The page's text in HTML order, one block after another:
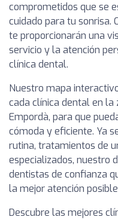
comprometidos que se
cuidado para tu sonrisa.
te proporcionarán una
servicio y la atención
clínica dental.
Nuestro mapa
cada clínica dental en la
Empordà, para que
cómoda y eficiente. Ya
rutina, tratamientos de
especializados, nuestro
dentistas de confianza
la mejor atención
Descubre las mejores